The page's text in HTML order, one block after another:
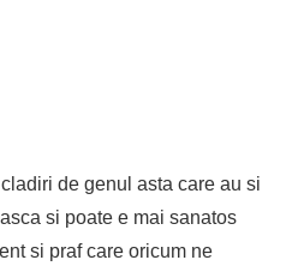
de genul asta care au si
si poate e mai sanatos
si praf care oricum ne